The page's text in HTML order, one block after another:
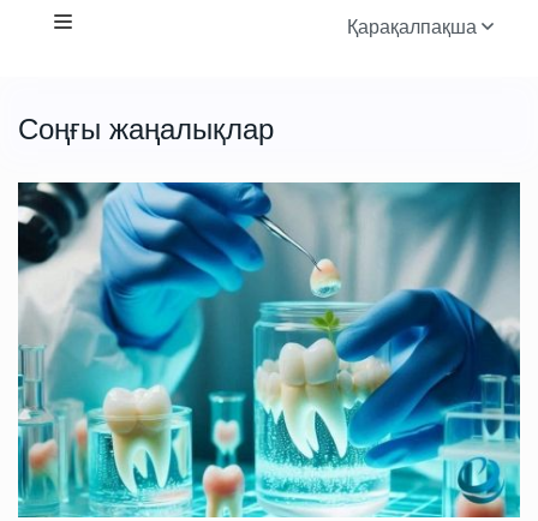
Қарақалпақша
Соңғы жаңалықлар